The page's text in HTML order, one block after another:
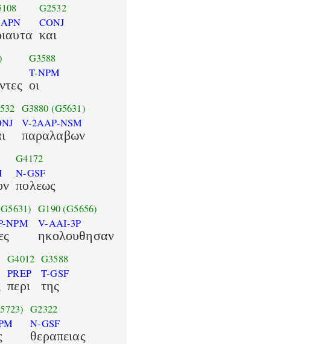
G2532
CONJ
και
G3588
T-NPM
οι
G3880 (G5631)
V-2AAP-NSM
παραλαβων
G4172
N-GSF
πολεως
NPM
G190(G5656)
V-AAI-3P
ηκολουθησαν
G4012
PREP
περι
G3588
T-GSF
της
G2322
N-GSF
θεραπειας